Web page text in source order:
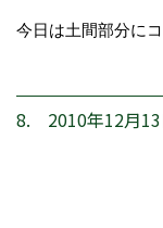
今日は土間部分に
8. 2010年12月13